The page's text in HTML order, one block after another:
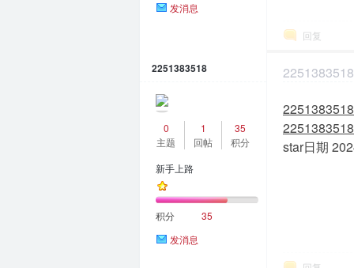
发消息
回复
2251383518
0
主题
1
回帖
35
积分
新手上路
积分
35
发消息
2251383518
star日期